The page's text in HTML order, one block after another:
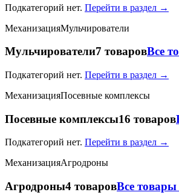
Подкатегорий нет. Перейти в раздел →
МеханизацияМульчирователи
Мульчирователи7 товаровВсе
Подкатегорий нет. Перейти в раздел →
МеханизацияПосевные комплексы
Посевные комплексы16 товаров
Подкатегорий нет. Перейти в раздел →
МеханизацияАгродроны
Агродроны4 товаровВсе